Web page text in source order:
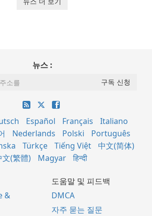
뉴스 :
Español Français
Italiano
Nederlands Polski
Português
Türkçe Tiếng Việt
中文(简体)
文(繁體)
Magyar हिन्दी
&
도움말 및 피드백
DMCA
자주 묻는 질문